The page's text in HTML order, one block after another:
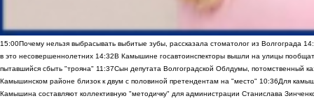
15:00Почему нельзя выбрасывать выбитые зубы, рассказала стоматолог из Волгограда
в это несовершеннолетних 14:32В Камышине госавтоинспекторы вышли на улицы
пытавшийся сбыть "трояна" 11:37Сын депутата Волгоградской Облдумы, потомственный
Камышинском районе близок к двум с половиной претендентам на "место" 10:36Для
Камышина составляют коллективную "методичку" для администрации Станислава